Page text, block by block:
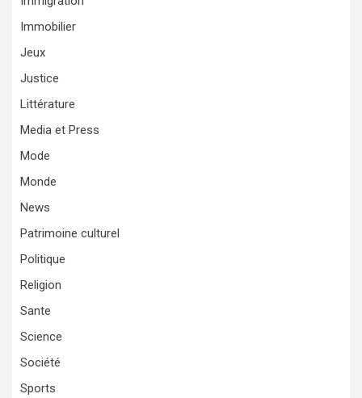
Immobilier
Jeux
Justice
Littérature
Media et Press
Mode
Monde
News
Patrimoine culturel
Politique
Religion
Sante
Science
Société
Sports